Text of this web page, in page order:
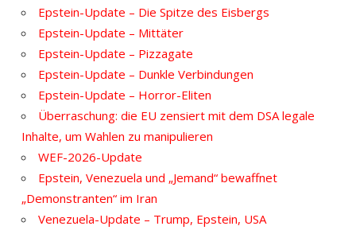
Epstein-Update – Die Spitze des Eisbergs
Epstein-Update – Mittäter
Epstein-Update – Pizzagate
Epstein-Update – Dunkle Verbindungen
Epstein-Update – Horror-Eliten
Überraschung: die EU zensiert mit dem DSA legale
Inhalte, um Wahlen zu manipulieren
WEF-2026-Update
Epstein, Venezuela und „Jemand“ bewaffnet
„Demonstranten“ im Iran
Venezuela-Update – Trump, Epstein, USA